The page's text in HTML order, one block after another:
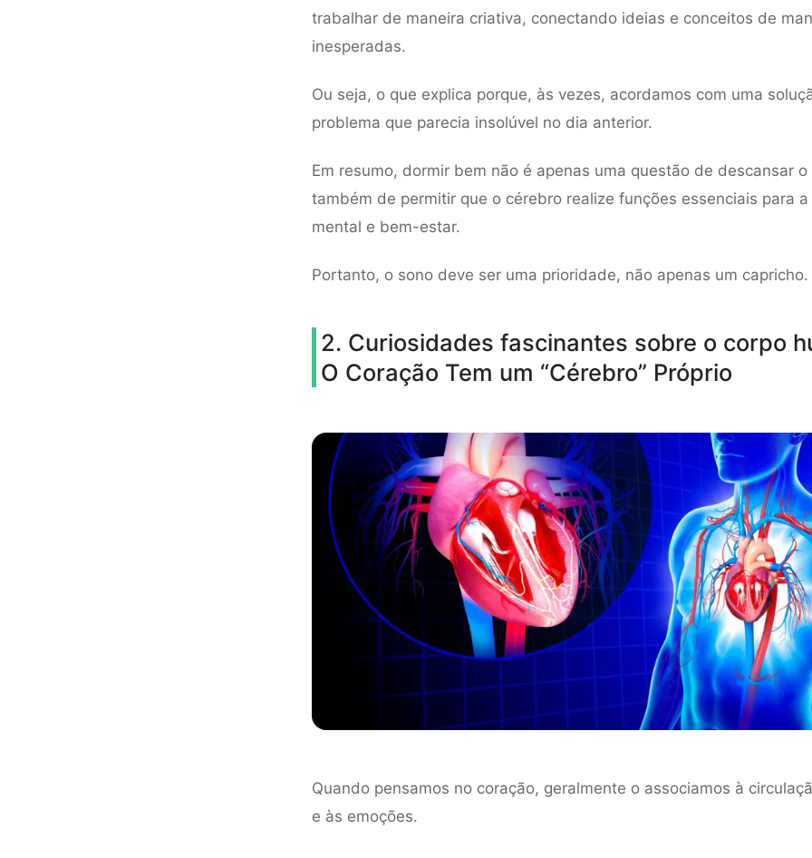
trabalhar de maneira criativa, conectando ideias e conceitos de
inesperadas.
Ou seja, o que explica porque, às vezes, acordamos com uma
problema que parecia insolúvel no dia anterior.
Em resumo, dormir bem não é apenas uma questão de descansar o
também de permitir que o cérebro realize funções essenciais para
mental e bem-estar.
Portanto, o sono deve ser uma prioridade, não apenas um capricho.
2. Curiosidades fascinantes sobre o corpo
O Coração Tem um “Cérebro” Próprio
Quando pensamos no coração, geralmente o associamos à
e às emoções.